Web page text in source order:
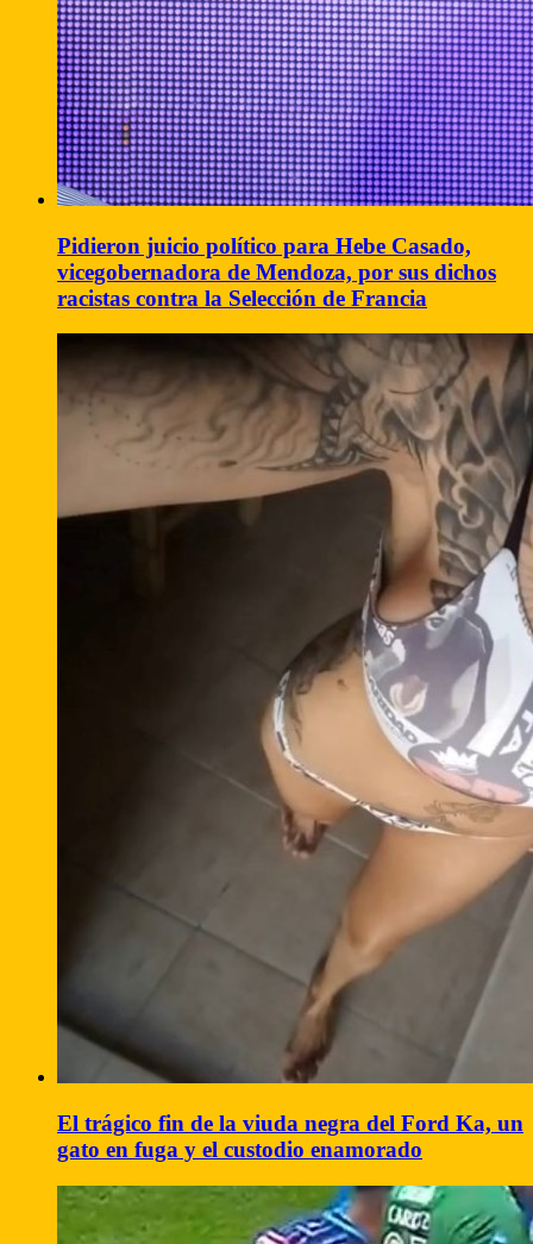
Pidieron juicio político para Hebe Casado,
vicegobernadora de Mendoza, por sus dichos
racistas contra la Selección de Francia
El trágico fin de la viuda negra del Ford Ka, un
gato en fuga y el custodio enamorado